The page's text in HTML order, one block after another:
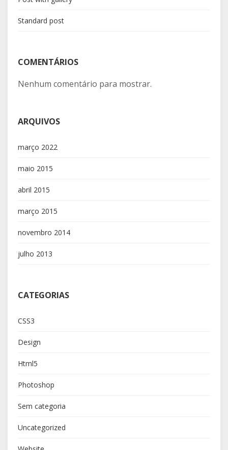
Standard post
COMENTÁRIOS
Nenhum comentário para mostrar.
ARQUIVOS
março 2022
maio 2015
abril 2015
março 2015
novembro 2014
julho 2013
CATEGORIAS
CSS3
Design
Html5
Photoshop
Sem categoria
Uncategorized